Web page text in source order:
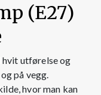
(E27)
hvit utførelse og
på vegg.
hvor man kan